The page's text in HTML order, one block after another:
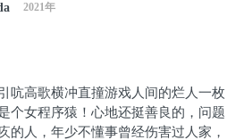
了。
拍桌子，暴怒之后冲了出去。
知道，原来是大Boss批评他不
写代码。
2021年
吭高歌横冲直撞游戏人间的烂人一枚
个女程序猿！心地还挺善良的，问题
的人，年少不懂事曾经伤害过人家，